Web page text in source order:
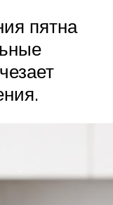
пятна